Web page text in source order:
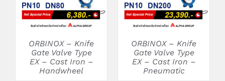
ORBINOX – Knife
Gate Valve Type
EX – Cast Iron –
Handwheel
ORBINOX – Knife
Gate Valve Type
EX – Cast Iron –
Pneumatic